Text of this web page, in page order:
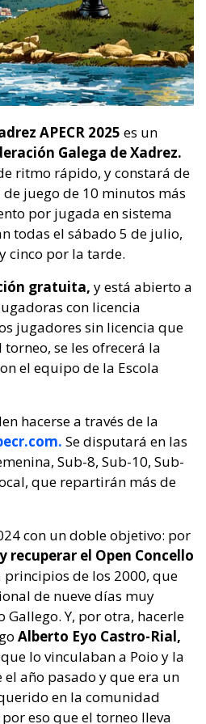
APECR 2025 es un
Galega de Xadrez.
ritmo rápido, y constará de
juego de 10 minutos más
por jugada en sistema
todas el sábado 5 de julio,
cinco por la tarde.
gratuita, y está abierto a
con licencia
jugadores sin licencia que
se les ofrecerá la
el equipo de la Escola
hacerse a través de la
Se disputará en las
Sub-8, Sub-10, Sub-
que repartirán más de
con un doble objetivo: por
recuperar el Open Concello
principios de los 2000, que
de nueve días muy
Y, por otra, hacerle
Alberto Eyo Castro-Rial,
lo vinculaban a Poio y la
el año pasado y que era un
en la comunidad
eso que el torneo lleva